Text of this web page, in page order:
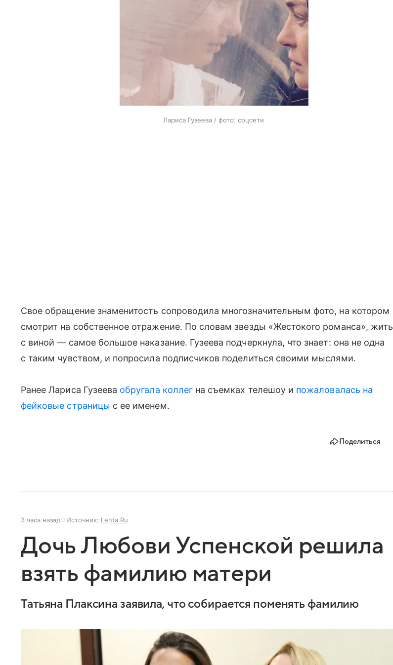
Лариса Гузеева / фото: соцсети
Свое обращение знаменитость сопроводила многозначительным фото, на котором
смотрит на собственное отражение. По словам звезды «Жестокого романса», жить
с виной — самое большое наказание. Гузеева подчеркнула, что знает: она не одна
с таким чувством, и попросила подписчиков поделиться своими мыслями.
Ранее Лариса Гузеева обругала коллегна съемках телешоу и пожаловалась на
фейковые страницы с ее именем.
Поделиться
3 часа назад Источник: Lenta.Ru
Дочь Любови Успенской решила
взять фамилию матери
Татьяна Плаксина заявила, что собирается поменять фамилию